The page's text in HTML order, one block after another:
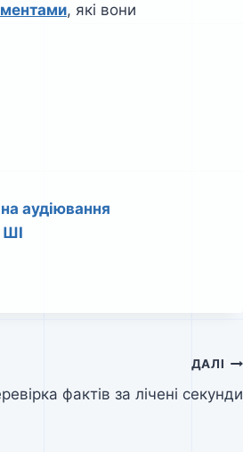
, які вони
аудіювання
ШІ
ДАЛІ
фактів за лічені секунди